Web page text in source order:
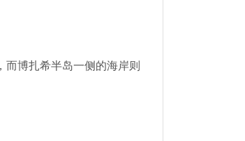
博扎希半岛一侧的海岸则